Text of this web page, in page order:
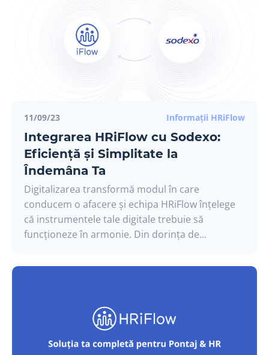
11/09/23 Informații HRiFlow
Integrarea HRiFlow cu Sodexo:
Eficiență și Simplitate la
Îndemâna Ta
Digitalizarea transformă modul în care
conducem o afacere și echipa HRiFlow înțelege
că instrumentele tale digitale trebuie să
funcționeze în armonie. Din dorința de...